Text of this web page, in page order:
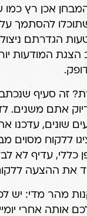
אכן רץ
להסתמך
הגדרתם
הצגת המודעות
זה סעיף
אתם משנים.
שונים, עדכנו
ללקוח מסוים
כללי, עדיף לא
את ההצעה
מהר מדי: יש
אותה אחרי